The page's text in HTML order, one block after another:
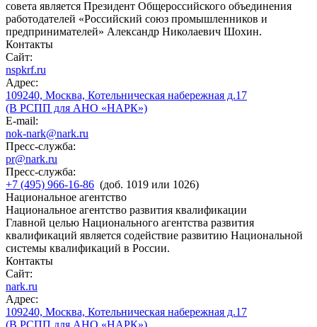
совета является Президент Общероссийского объединения
работодателей «Российский союз промышленников и
предпринимателей» Александр Николаевич Шохин.
Контакты
Сайт:
nspkrf.ru
Адрес:
109240, Москва, Котельническая набережная д.17
(В РСПП для АНО «НАРК»)
E-mail:
nok-nark@nark.ru
Пресс-служба:
pr@nark.ru
Пресс-служба:
+7 (495) 966-16-86 (доб. 1019 или 1026)
Национальное агентство
Национальное агентство развития квалификации
Главной целью Национального агентства развития
квалификаций является содействие развитию Национальной
системы квалификаций в России.
Контакты
Сайт:
nark.ru
Адрес:
109240, Москва, Котельническая набережная д.17
(В РСПП для АНО «НАРК»)